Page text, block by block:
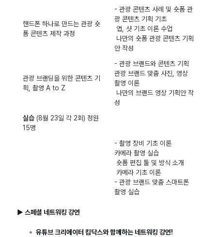
핸드폰 하나로 만드는 관광 숏
폼 콘텐츠 제작 과정
- 관광 콘텐츠 사례 및 숏폼 관
광 콘텐츠 기획 기초
앱, 샷 기초 이론 수업
나만의 숏폼 관광 콘텐츠 기획
안 작성
관광 브랜딩을 위한 콘텐츠 기
획, 촬영 A to Z
- 관광 브랜드와 콘텐츠 기획
관광 브랜드 맞춤 사진, 영상
촬영 이론
나만의 브랜드 영상 기획안 작
성
실습 (8월 23일 각 2회) 정원
15명
- 촬영 장비 기초 이론
카메라 촬영 실습
숏폼 편집 툴 및 방식 소개
카메라 기초 이론
- 관광 브랜드 맞춤 스마트폰
촬영 실습
▶ 스페셜 네트워킹 강연
유튜브 크리에이터 킴닥스와 함께하는 네트워킹 강연!